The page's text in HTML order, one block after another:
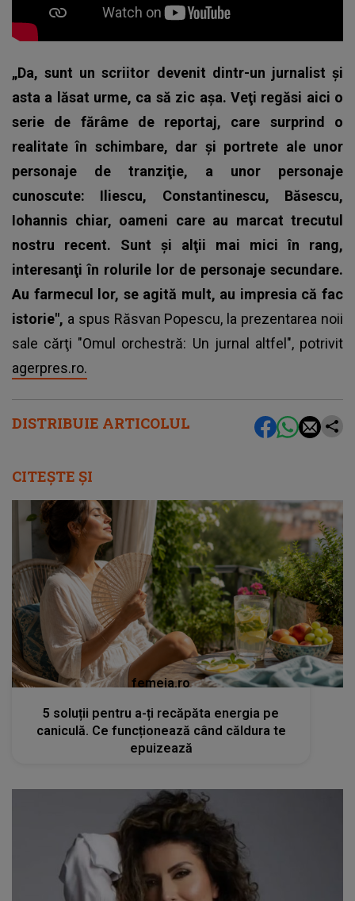
DISTRIBUIE ARTICOLUL
„Da, sunt un scriitor devenit dintr-un jurnalist şi
asta a lăsat urme, ca să zic aşa. Veţi regăsi aici o
serie de fărâme de reportaj, care surprind o
realitate în schimbare, dar şi portrete ale unor
personaje de tranziţie, a unor personaje
cunoscute: Iliescu, Constantinescu, Băsescu,
Iohannis chiar, oameni care au marcat trecutul
nostru recent. Sunt şi alţii mai mici în rang,
interesanţi în rolurile lor de personaje secundare.
Au farmecul lor, se agită mult, au impresia că fac
istorie", a spus Răsvan Popescu, la prezentarea noii
sale cărţi "Omul orchestră: Un jurnal altfel", potrivit
agerpres.ro.
CITEȘTE ȘI
femeia.ro
5 soluții pentru a-ți recăpăta energia pe
caniculă. Ce funcționează când căldura te
epuizează